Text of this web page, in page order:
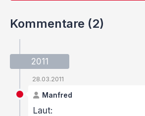
Kommentare (2)
2011
28.03.2011
Manfred
Laut: